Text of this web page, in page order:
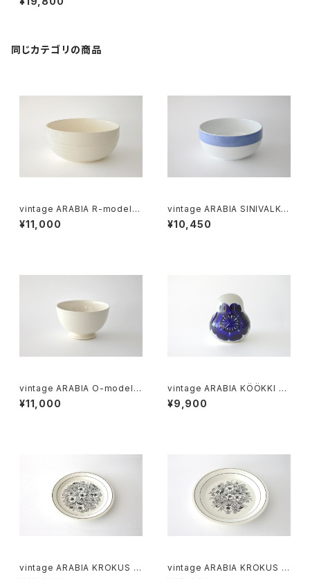
ジ アラビア ウートゥア ティーポ
同じカテゴリの商品
vintage ARABIA R-model b
owl / オールドアラビア ボウル
アイボリー
¥11,000
vintage ARABIA SINIVALKO
R-model bowl / オールドアラ
ビア シニヴァルコ ボウル
¥10,450
vintage ARABIA O-model b
owl ivory / ヴィンテージ アラ
ビア ボウル アイボリー
¥11,000
vintage ARABIA KÖÖKKI sa
lt＆pepper shaker cobalt /
ヴィンテージ アラビア ソルト＆
¥9,900
vintage ARABIA KROKUS Pl
vintage ARABIA KROKUS Pl